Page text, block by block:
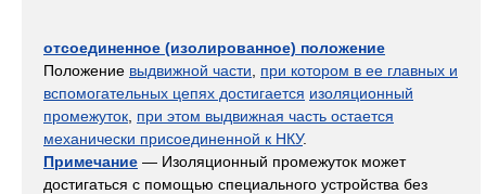
отсоединенное (изолированное) положение
Положение выдвижной части
при котором в ее главных и
вспомогательных цепях достигается изоляционный
промежуток при этом выдвижная часть остается
механически присоединенной к НКУ.
Примечание — Изоляционный промежуток может
достигаться с помощью специального устройства без